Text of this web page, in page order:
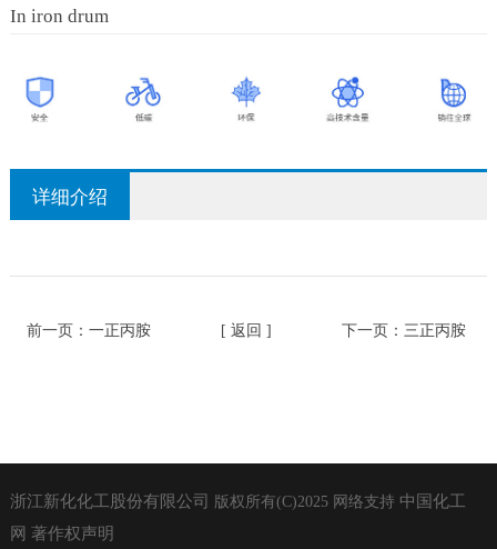
In iron drum
详细介绍
前一页： 一正丙胺 [ 返回 ] 下一页： 三正丙胺
浙江新化化工股份有限公司 版权所有(C)2025网络支持 中国化工
网 著作权声明